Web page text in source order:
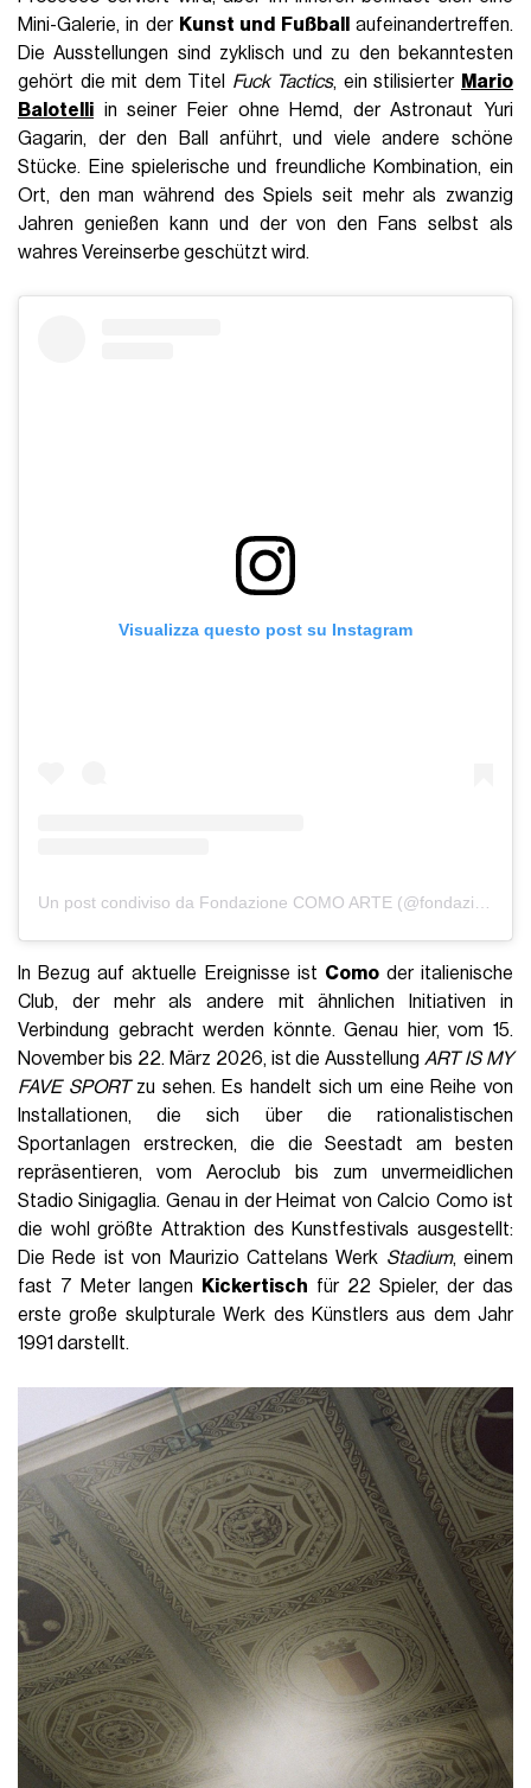
Mini-Galerie, in der Kunst und Fußball
aufeinandertreffen.
Die Ausstellungen sind zyklisch und zu den bekanntesten
gehört die mit dem Titel Fuck Tactics, ein stilisierter Mario
Balotelli in seiner Feier ohne Hemd, der Astronaut Yuri
Gagarin, der den Ball anführt, und viele andere schöne
Stücke. Eine spielerische und freundliche Kombination, ein
Ort, den man während des Spiels seit mehr als zwanzig
Jahren genießen kann und der von den Fans selbst als
wahres Vereinserbe geschützt wird.
Visualizza questo post su Instagram
In Bezug auf aktuelle Ereignisse ist Comoder italienische
Club, der mehr als andere mit ähnlichen Initiativen in
Verbindung gebracht werden könnte. Genau hier, vom 15.
November bis 22. März 2026, ist die Ausstellung ART IS MY
FAVE SPORTzu sehen. Es handelt sich um eine Reihe von
Installationen, die sich über die rationalistischen
Sportanlagen erstrecken, die die Seestadt am besten
repräsentieren, vom Aeroclub bis zum unvermeidlichen
Stadio Sinigaglia. Genau in der Heimat von Calcio Como ist
die wohl größte Attraktion des Kunstfestivals ausgestellt:
Die Rede ist von Maurizio Cattelans Werk Stadium, einem
fast 7 Meter langen
Kickertisch für 22 Spieler, der das
erste große skulpturale Werk des Künstlers aus dem Jahr
1991 darstellt.